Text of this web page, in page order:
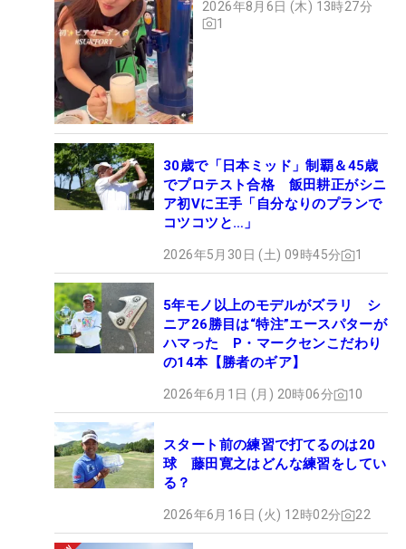
2026年8月6日 (木) 13時27分
1
30歳で「日本ミッド」制覇＆45歳
でプロテスト合格 飯田耕正がシニ
ア初Vに王手「自分なりのプランで
コツコツと…」
2026年5月30日 (土) 09時45分 1
5年モノ以上のモデルがズラリ シ
ニア26勝目は“特注”エースパターが
ハマった P・マークセンこだわり
の14本【勝者のギア】
2026年6月1日 (月) 20時06分 10
スタート前の練習で打てるのは20
球 藤田寛之はどんな練習をしてい
る？
2026年6月16日 (火) 12時02分 22